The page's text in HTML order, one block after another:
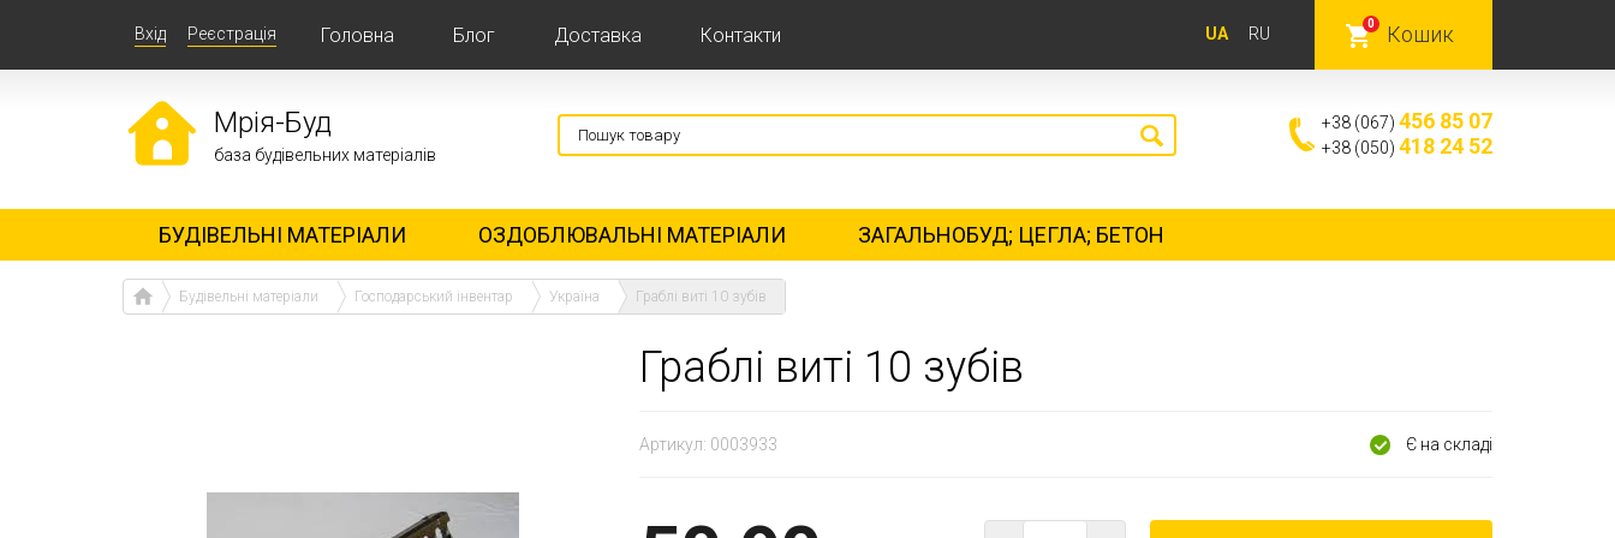
Кошик
0
UA RU
Вхід Реєстрація Головна Блог Доставка Контакти
Мрія-Буд
база будівельних матеріалів
+38 (067) 456 85 07
+38 (050) 418 24 52
БУДІВЕЛЬНІ МАТЕРІАЛИ ОЗДОБЛЮВАЛЬНІ МАТЕРІАЛИ ЗАГАЛЬНОБУД; ЦЕГЛА; БЕТОН
Будівельні матеріали Господарський інвентар Україна Граблі виті 10 зубів
Граблі виті 10 зубів
Артикул: 0003933 Є на складі